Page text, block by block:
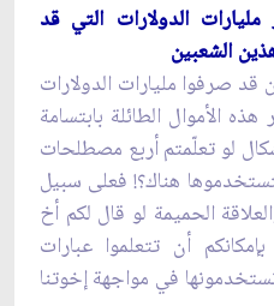
الدولارات التي قد
الشعبين
قد صرفوا مليارات الدولارات
هذه الأموال الطائلة بابتسامة
لو تعلّمتم أربع مصطلحات
هناك؟! فعلى سبيل
الحميمة لو قال لكم أخ
أن تتعلموا عبارات
في مواجهة إخوتنا